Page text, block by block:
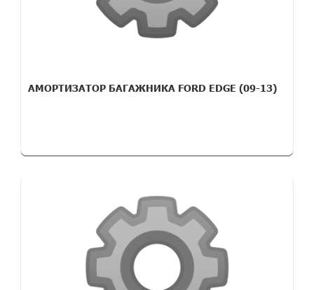
АМОРТИЗАТОР БАГАЖНИКА FORD EDGE (09-13)